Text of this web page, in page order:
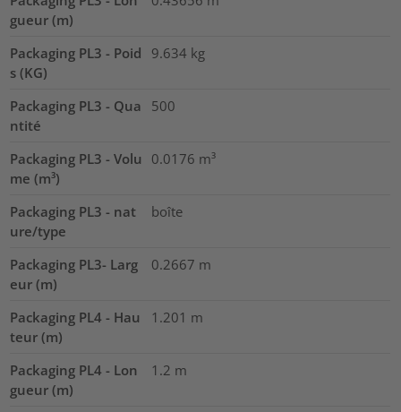
gueur (m)
Packaging PL3 - Poid
s (KG)
9.634 kg
Packaging PL3 - Qua
ntité
500
Packaging PL3 - Volu
me (m³)
0.0176 m³
Packaging PL3 - nat
ure/type
boîte
Packaging PL3- Larg
eur (m)
0.2667 m
Packaging PL4 - Hau
teur (m)
1.201 m
Packaging PL4 - Lon
gueur (m)
1.2 m